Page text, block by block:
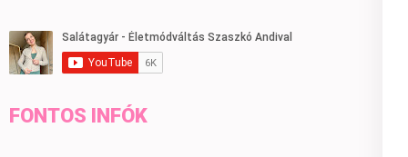
FONTOS INFÓK